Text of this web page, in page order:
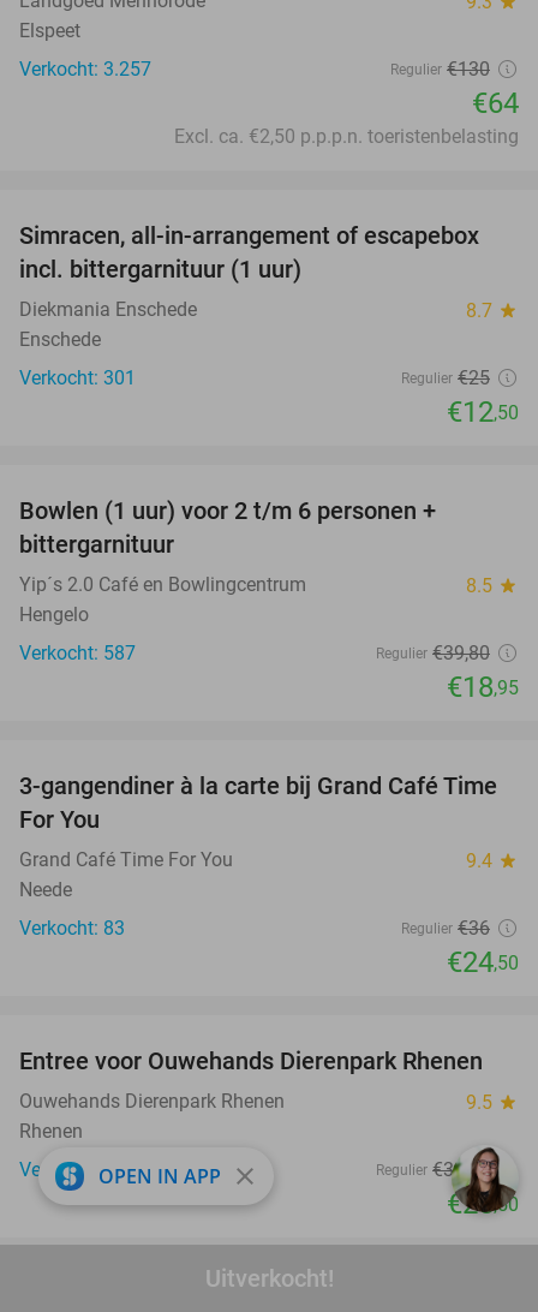
Uitverkocht!
Elspeet
Verkocht: 3.257
Regulier €130
€64
Excl. ca. €2,50 p.p.p.n. toeristenbelasting
50%
Simracen, all-in-arrangement of escapebox
incl. bittergarnituur (1 uur)
Diekmania Enschede 8.7 star
Enschede
Verkocht: 301
Regulier €25
€12,50
Bowlen (1 uur) voor 2 t/m 6 personen +
bittergarnituur
Yip´s 2.0 Café en Bowlingcentrum 8.5 star
Hengelo
Verkocht: 587
Regulier €39,80
€18,95
32%
3-gangendiner à la carte bij Grand Café Time
For You
Grand Café Time For You 9.4 star
Neede
Verkocht: 83
Regulier €36
€24,50
19%
Entree voor Ouwehands Dierenpark Rhenen
Ouwehands Dierenpark Rhenen 9.5 star
Rhenen
Verkocht: 3.136
Regulier €31,50
€25,50
favorite_border
OPEN IN APP close